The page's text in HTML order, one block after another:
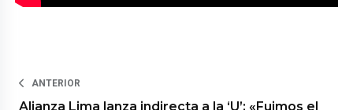
ANTERIOR
Alianza Lima lanza indirecta a la ‘U’: «Fuimos el